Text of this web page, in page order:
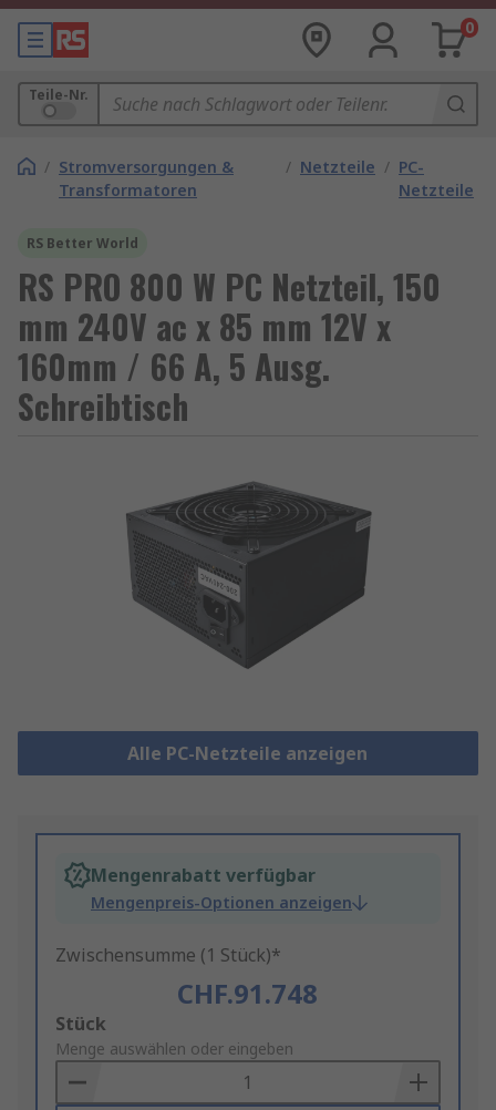
0
Teile-Nr.
/ Stromversorgungen &
Transformatoren
/ Netzteile / PC-
Netzteile
RS Better World
RS PRO 800 W PC Netzteil, 150
mm 240V ac x 85 mm 12V x
160mm / 66 A, 5 Ausg.
Schreibtisch
Alle PC-Netzteile anzeigen
Mengenrabatt verfügbar
Mengenpreis-Optionen anzeigen
Zwischensumme (1 Stück)*
CHF.91.748
Add
to
Basket
Stück
Menge auswählen oder eingeben